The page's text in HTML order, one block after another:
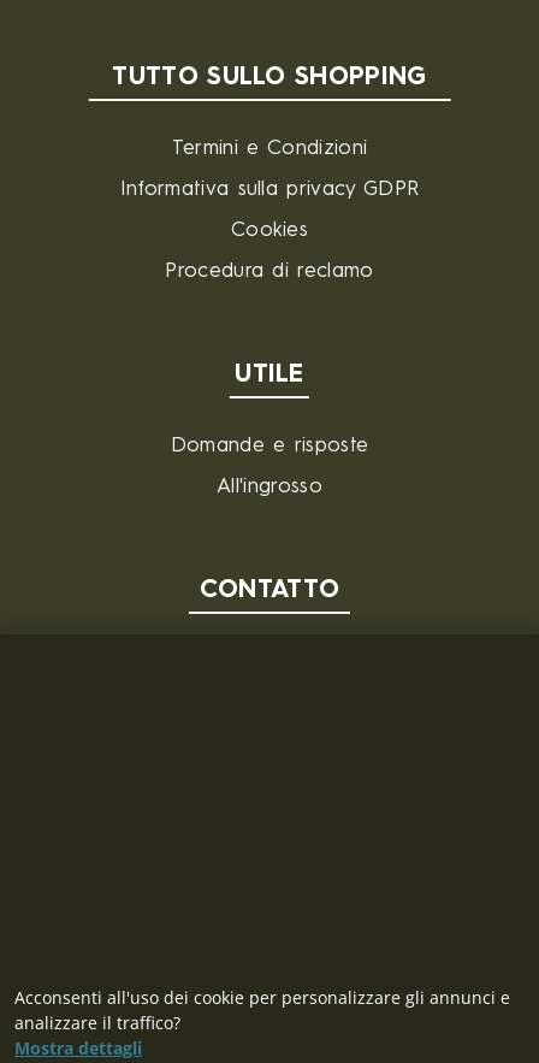
Acconsenti all'uso dei cookie per personalizzare gli annunci e
analizzare il traffico?
Mostra dettagli
TUTTO SULLO SHOPPING
Termini e Condizioni
Informativa sulla privacy GDPR
Cookies
Procedura di reclamo
UTILE
Domande e risposte
All'ingrosso
CONTATTO